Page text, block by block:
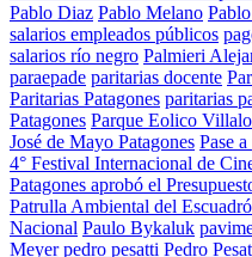
Pablo Diaz Pablo Melano
salarios empleados públicos
salarios río negro Palmieri
paraepade paritarias docente
Paritarias Patagones paritarias
Patagones Parque Eolico
José de Mayo Patagones Pase
4° Festival Internacional de
Patagones aprobó el
Patrulla Ambiental del
Nacional Paulo Bykaluk
Meyer pedro pesatti Pedro